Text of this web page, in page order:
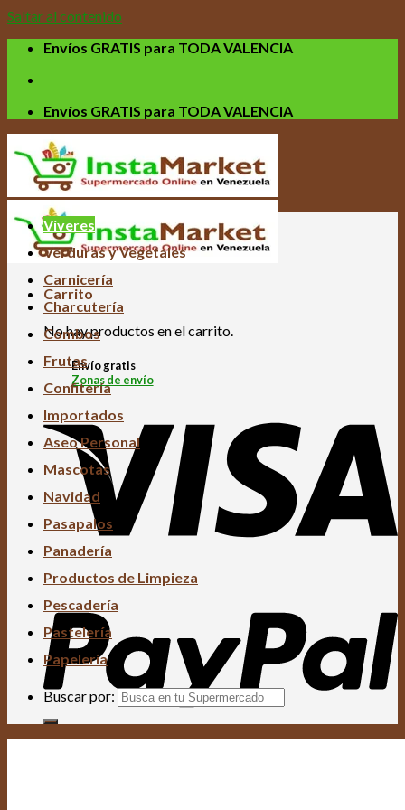
Saltar al contenido
Envíos GRATIS para TODA VALENCIA
Envíos GRATIS para TODA VALENCIA
Carrito
No hay productos en el carrito.
Envío gratis
Zonas de envío
Víveres
Verduras y Vegetales
Carnicería
Charcutería
Combos
Frutas
Confitería
Importados
Aseo Personal
Mascotas
Navidad
Pasapalos
Panadería
Productos de Limpieza
Pescadería
Pastelería
Papelería
Buscar por: